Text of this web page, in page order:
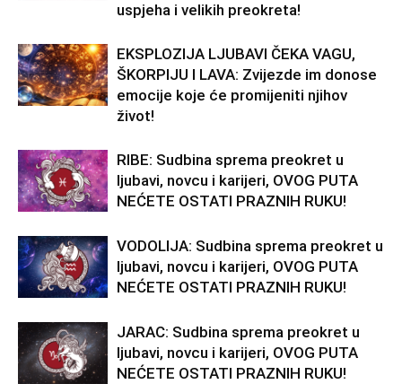
uspjeha i velikih preokreta!
EKSPLOZIJA LJUBAVI ČEKA VAGU,
ŠKORPIJU I LAVA: Zvijezde im donose
emocije koje će promijeniti njihov
život!
RIBE: Sudbina sprema preokret u
ljubavi, novcu i karijeri, OVOG PUTA
NEĆETE OSTATI PRAZNIH RUKU!
VODOLIJA: Sudbina sprema preokret u
ljubavi, novcu i karijeri, OVOG PUTA
NEĆETE OSTATI PRAZNIH RUKU!
JARAC: Sudbina sprema preokret u
ljubavi, novcu i karijeri, OVOG PUTA
NEĆETE OSTATI PRAZNIH RUKU!